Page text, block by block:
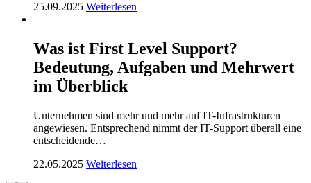
25.09.2025 Weiterlesen
Was ist First Level Support?
Bedeutung, Aufgaben und Mehrwert
im Überblick
Unternehmen sind mehr und mehr auf IT-Infrastrukturen
angewiesen. Entsprechend nimmt der IT-Support überall eine
entscheidende…
22.05.2025 Weiterlesen